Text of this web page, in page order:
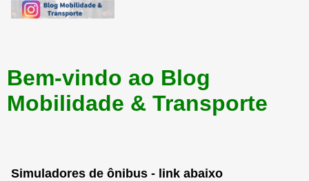
Bem-vindo ao Blog
Mobilidade & Transporte
Simuladores de ônibus - link abaixo